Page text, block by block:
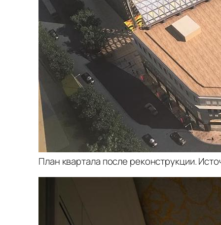
План квартала после реконструкции.